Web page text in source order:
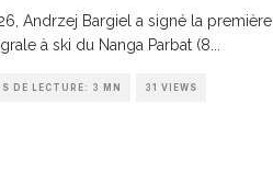
Andrzej Bargiel a signé la première
à ski du Nanga Parbat (8
DE LECTURE: 3 MN 31 VIEWS